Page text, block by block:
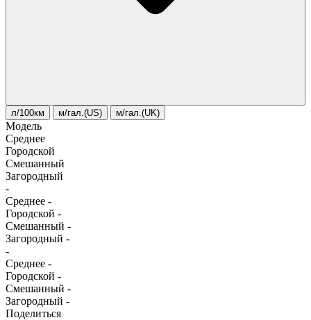
л/100км м/гал.(US) м/гал.(UK)
Модель
Среднее
Городской
Смешанный
Загородный
-
Среднее -
Городской -
Смешанный -
Загородный -
-
Среднее -
Городской -
Смешанный -
Загородный -
Поделиться